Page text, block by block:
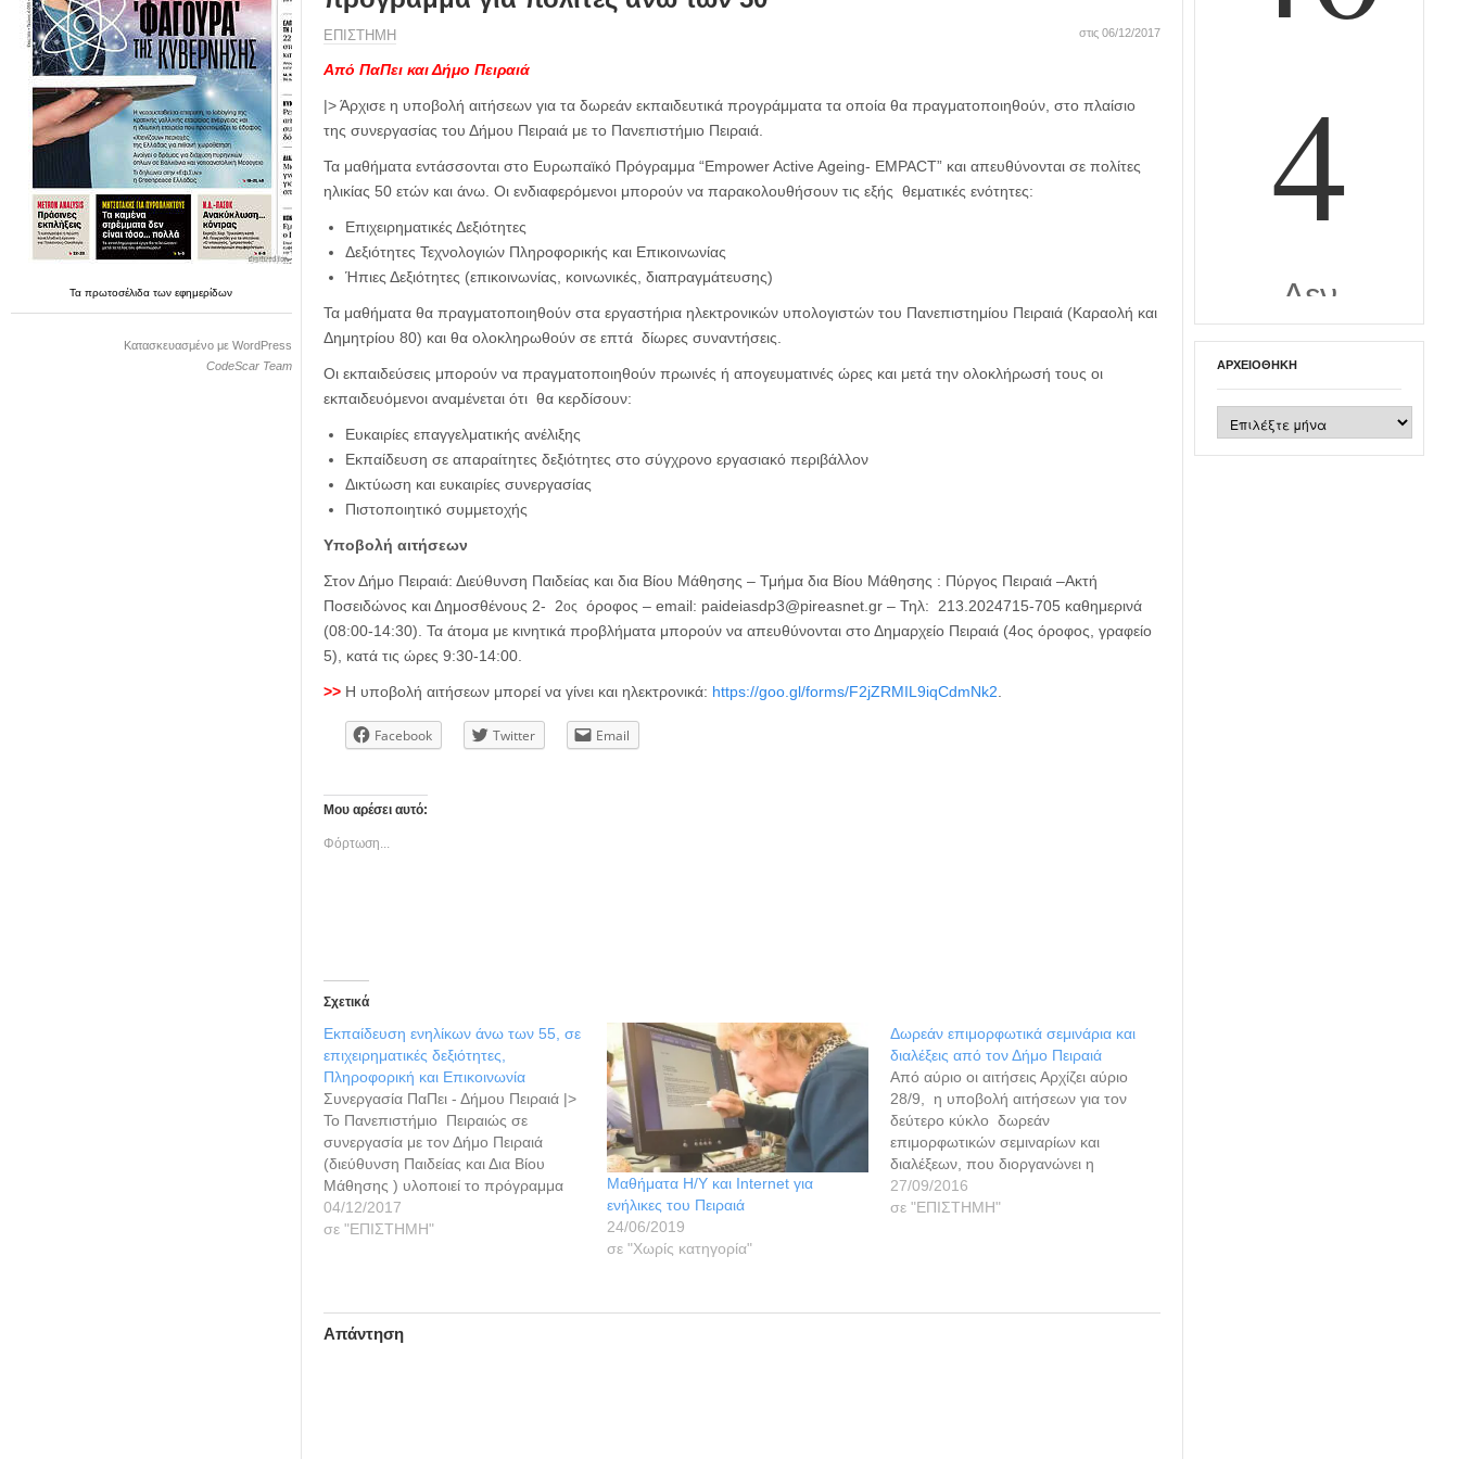
Ταπρωτοσέλιδατωνεφημερίδων
Κατασκευασμένο με WordPress
CodeScar Team
ΕΠΙΣΤΗΜΗ στις 06/12/2017
Από ΠαΠει και Δήμο Πειραιά
|> Άρχισε η υποβολή αιτήσεων για τα δωρεάν εκπαιδευτικά προγράμματα τα οποία θα πραγματοποιηθούν, στο πλαίσιο
της συνεργασίας του Δήμου Πειραιά με το Πανεπιστήμιο Πειραιά.
Τα μαθήματα εντάσσονται στο Ευρωπαϊκό Πρόγραμμα “Empower Active Ageing- EMPACT” και απευθύνονται σε πολίτες
ηλικίας 50 ετών και άνω. Οι ενδιαφερόμενοι μπορούν να παρακολουθήσουν τις εξής θεματικές ενότητες:
Επιχειρηματικές Δεξιότητες
Δεξιότητες Τεχνολογιών Πληροφορικής και Επικοινωνίας
Ήπιες Δεξιότητες (επικοινωνίας, κοινωνικές, διαπραγμάτευσης)
Τα μαθήματα θα πραγματοποιηθούν στα εργαστήρια ηλεκτρονικών υπολογιστών του Πανεπιστημίου Πειραιά (Καραολή και
Δημητρίου 80) και θα ολοκληρωθούν σε επτά δίωρες συναντήσεις.
Οι εκπαιδεύσεις μπορούν να πραγματοποιηθούν πρωινές ή απογευματινές ώρες και μετά την ολοκλήρωσή τους οι
εκπαιδευόμενοι αναμένεται ότι θα κερδίσουν:
Ευκαιρίες επαγγελματικής ανέλιξης
Εκπαίδευση σε απαραίτητες δεξιότητες στο σύγχρονο εργασιακό περιβάλλον
Δικτύωση και ευκαιρίες συνεργασίας
Πιστοποιητικό συμμετοχής
Υποβολή αιτήσεων
Στον Δήμο Πειραιά: Διεύθυνση Παιδείας και δια Βίου Μάθησης – Τμήμα δια Βίου Μάθησης : Πύργος Πειραιά –Ακτή
Ποσειδώνος και Δημοσθένους 2- 2ος
όροφος – email: paideiasdp3@pireasnet.gr – Τηλ: 213.2024715-705 καθημερινά
(08:00-14:30). Τα άτομα με κινητικά προβλήματα μπορούν να απευθύνονται στο Δημαρχείο Πειραιά (4ος όροφος, γραφείο
5), κατά τις ώρες 9:30-14:00.
>>Η υποβολή αιτήσεων μπορεί να γίνει και ηλεκτρονικά: https://goo.gl/forms/F2jZRMIL9iqCdmNk2.
Facebook Twitter Email
Μου αρέσει αυτό:
Φόρτωση...
Σχετικά
Εκπαίδευση ενηλίκων άνω των 55, σε
επιχειρηματικές δεξιότητες,
Πληροφορική και Επικοινωνία
Συνεργασία ΠαΠει - Δήμου Πειραιά |>
Το Πανεπιστήμιο Πειραιώς σε
συνεργασία με τον Δήμο Πειραιά
(διεύθυνση Παιδείας και Δια Βίου
Μάθησης ) υλοποιεί το πρόγραμμα
"Empower Active Ageing- EMPACT",
Erasmus+ Βασική Δράση 2,
δικτύωση και την επαγγελματική
ενεργοποίηση των…
04/12/2017
σε "ΕΠΙΣΤΗΜΗ"
Μαθήματα Η/Υ και Internet για
ενήλικες του Πειραιά
24/06/2019
σε "Χωρίς κατηγορία"
Δωρεάν επιμορφωτικά σεμινάρια και
διαλέξεις από τον Δήμο Πειραιά
Από αύριο οι αιτήσεις Αρχίζει αύριο
28/9, η υποβολή αιτήσεων για τον
δεύτερο κύκλο δωρεάν
επιμορφωτικών σεμιναρίων και
διαλέξεων, που διοργανώνει η
Διεύθυνση Παιδείας και Δια Βίου
Μάθησης του Δήμου Πειραιά σε
ενώ μετά την ολοκλήρωση κάθε
27/09/2016
σε "ΕΠΙΣΤΗΜΗ"
Απάντηση
ΑΡΧΕΙΟΘΉΚΗ